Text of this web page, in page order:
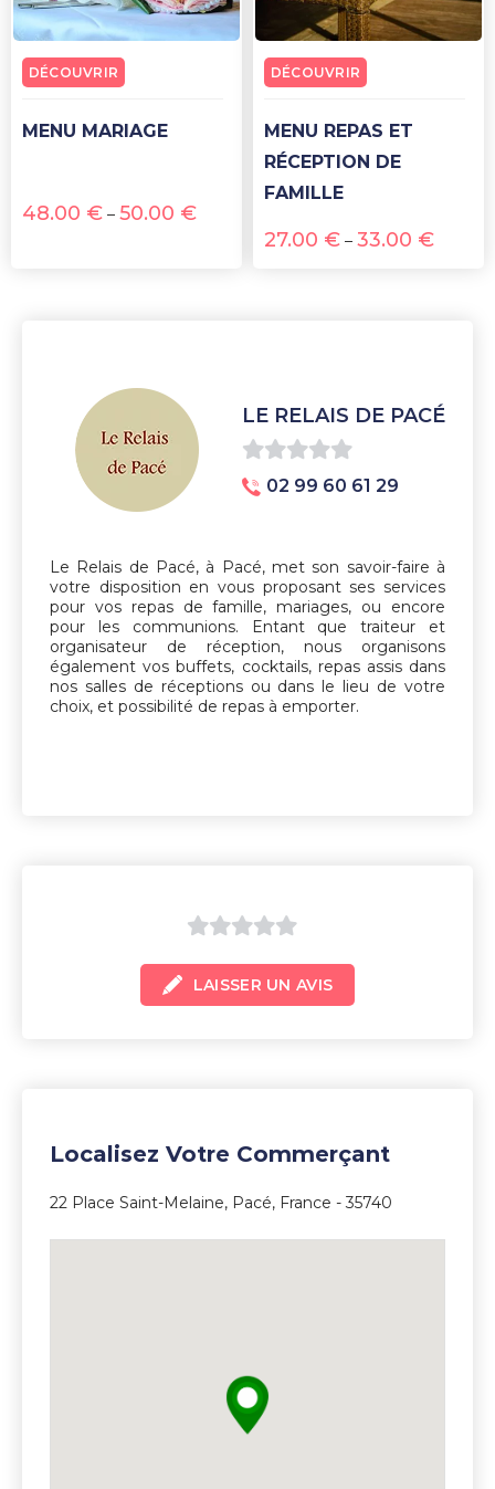
MENU MARIAGE
48.00 € – 50.00 €
DÉCOUVRIR
MENU REPAS ET
RÉCEPTION DE
FAMILLE
27.00 € – 33.00 €
DÉCOUVRIR
LE RELAIS DE PACÉ
0
02 99 60 61 29
Le Relais de Pacé, à Pacé, met son savoir-faire à
votre disposition en vous proposant ses services
pour vos repas de famille, mariages, ou encore
pour les communions. Entant que traiteur et
organisateur de réception, nous organisons
également vos buffets, cocktails, repas assis dans
nos salles de réceptions ou dans le lieu de votre
choix, et possibilité de repas à emporter.
sur
LAISSER UN AVIS
Localisez Votre Commerçant
22 Place Saint-Melaine, Pacé, France - 35740